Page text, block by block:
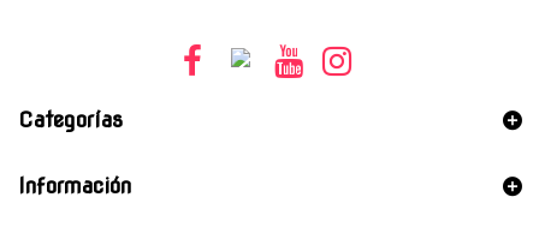
Categorías
Información